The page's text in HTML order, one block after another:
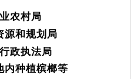
农村局
源和规划局
政执法局
内种植槟榔等